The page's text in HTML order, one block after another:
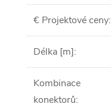
€ Projektové ceny:
Délka [m]:
Kombinace
konektorů: